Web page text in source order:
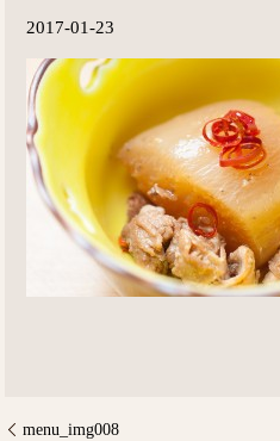
2017-01-23
menu_img008